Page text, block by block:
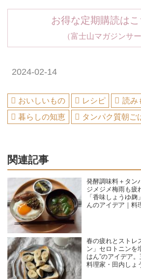
お得な定期購読は
（富士山マガジンサー
2024-02-14
おいしいもの レシピ
読み
暮らしの知恵
タンパク質朝ご
関連記事
発酵調味料＋タン
ジメジメ梅雨も疲
「香味しょうゆ
んのアイデア｜料
春の疲れとストレ
ン」セロトニンを
はん”のアイデア
料理家・田内しょ